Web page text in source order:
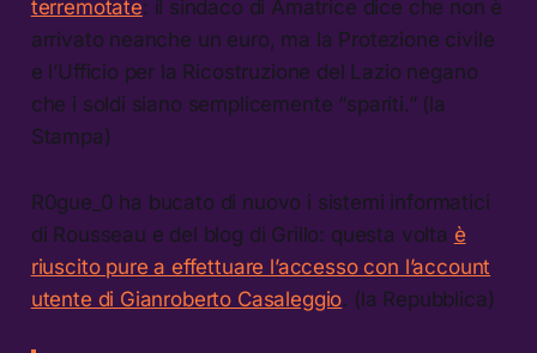
terremotate: il sindaco di Amatrice dice che non è
arrivato neanche un euro, ma la Protezione civile
e l’Ufficio per la Ricostruzione del Lazio negano
che i soldi siano semplicemente “spariti.” (la
Stampa)
R0gue_0 ha bucato di nuovo i sistemi informatici
di Rousseau e del blog di Grillo: questa volta è
riuscito pure a effettuare l’accesso con l’account
utente di Gianroberto Casaleggio. (la Repubblica)